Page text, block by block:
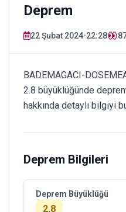
Deprem
22 Şubat 2024•22:28
BADEMAGACI-
2.8 büyüklüğünde
hakkında detaylı bilgiyi
Deprem Bilgileri
Deprem Büyüklüğü
2.8